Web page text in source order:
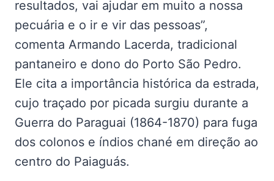
resultados, vai ajudar em muito a nossa
pecuária e o ir e vir das pessoas”,
comenta Armando Lacerda, tradicional
pantaneiro e dono do Porto São Pedro.
Ele cita a importância histórica da estrada,
cujo traçado por picada surgiu durante a
Guerra do Paraguai (1864-1870) para fuga
dos colonos e índios chané em direção ao
centro do Paiaguás.